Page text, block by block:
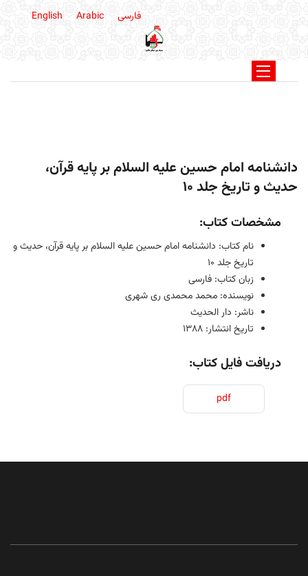
فارسی English Arabic
دانشنامه امام حسين عليه السلام بر پايه قرآن،
حديث و تاريخ جلد 10
مشخصات کتاب:
نام کتاب: دانشنامه امام حسين عليه السلام بر پايه قرآن، حديث و
تاريخ جلد 10
زبان کتاب: فارسی
نویسنده: محمد محمدی ری شهری
ناشر: دار الحدیث
تاریخ انتشار: 1388
دریافت فایل کتاب:
pdf